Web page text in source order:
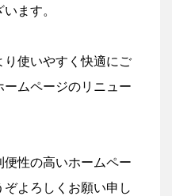
ます。
使いやすく快適にご
ムページのリニュー
性の高いホームペー
よろしくお願い申し